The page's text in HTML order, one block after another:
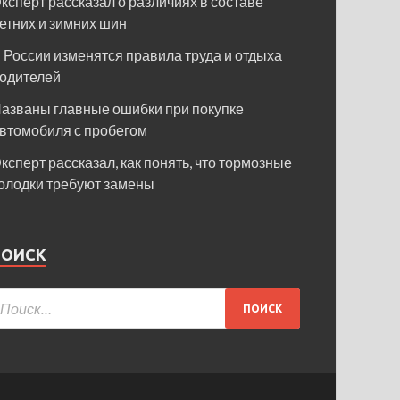
и зимних шин
России изменятся правила труда и отдыха
главные ошибки при покупке
с пробегом
рассказал, как понять, что тормозные
требуют замены